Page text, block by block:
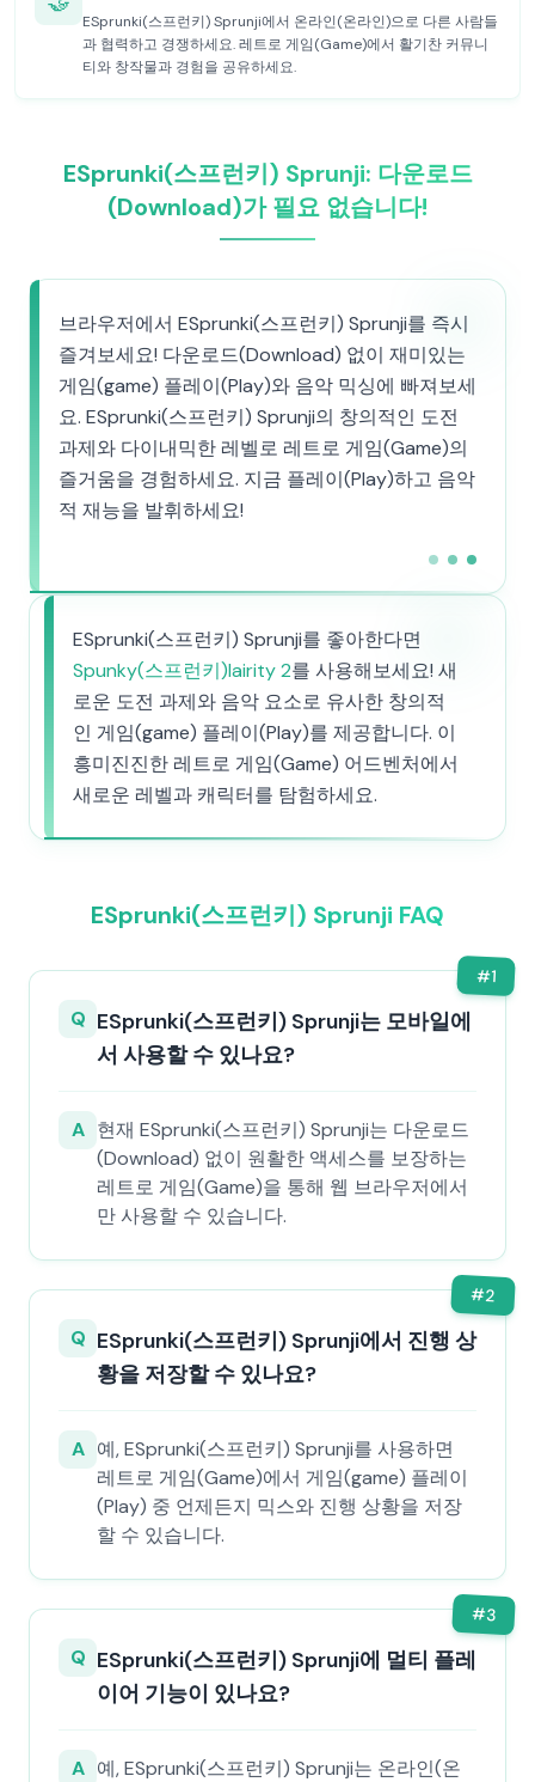
ESprunki(스프런키) Sprunji에서 온라인(온라인)으로 다른 사람들
과 협력하고 경쟁하세요. 레트로 게임(Game)에서 활기찬 커뮤니
티와 창작물과 경험을 공유하세요.
ESprunki(스프런키) Sprunji: 다운로드
(Download)가 필요 없습니다!
브라우저에서 ESprunki(스프런키) Sprunji를 즉시
즐겨보세요! 다운로드(Download) 없이 재미있는
게임(game) 플레이(Play)와 음악 믹싱에 빠져보세
요. ESprunki(스프런키) Sprunji의 창의적인 도전
과제와 다이내믹한 레벨로 레트로 게임(Game)의
즐거움을 경험하세요. 지금 플레이(Play)하고 음악
적 재능을 발휘하세요!
ESprunki(스프런키) Sprunji를 좋아한다면
Spunky(스프런키)lairity 2를 사용해보세요! 새
로운 도전 과제와 음악 요소로 유사한 창의적
인 게임(game) 플레이(Play)를 제공합니다. 이
흥미진진한 레트로 게임(Game) 어드벤처에서
새로운 레벨과 캐릭터를 탐험하세요.
ESprunki(스프런키) Sprunji FAQ
#1
Q ESprunki(스프런키) Sprunji는 모바일에
서 사용할 수 있나요?
A 현재 ESprunki(스프런키) Sprunji는 다운로드
(Download) 없이 원활한 액세스를 보장하는
레트로 게임(Game)을 통해 웹 브라우저에서
만 사용할 수 있습니다.
#2
Q ESprunki(스프런키) Sprunji에서 진행 상
황을 저장할 수 있나요?
A 예, ESprunki(스프런키) Sprunji를 사용하면
레트로 게임(Game)에서 게임(game) 플레이
(Play) 중 언제든지 믹스와 진행 상황을 저장
할 수 있습니다.
#3
Q ESprunki(스프런키) Sprunji에 멀티 플레
이어 기능이 있나요?
A 예, ESprunki(스프런키) Sprunji는 온라인(온